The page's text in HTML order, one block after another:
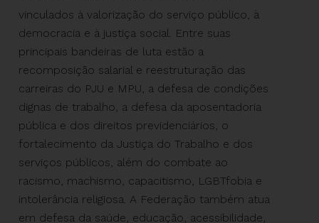
vinculados à valorização do serviço público, à
democracia e à justiça social. Entre suas
principais bandeiras de luta estão a
recomposição salarial e reestruturação das
carreiras do PJU e MPU, a defesa de condições
dignas de trabalho, a defesa da aposentadoria
pública e dos direitos previdenciários, o
fortalecimento da Justiça do Trabalho e dos
serviços públicos, além do combate ao
racismo, machismo, capacitismo, LGBTfobia e
intolerância religiosa. A Federação também atua
em defesa da saúde, educação, acessibilidade,